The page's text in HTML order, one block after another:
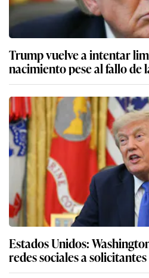
Trump vuelve a intentar
nacimiento pese al fallo de
Estados Unidos:
redes sociales a